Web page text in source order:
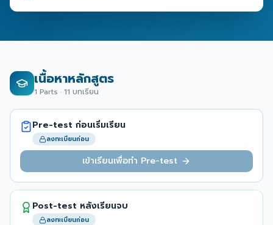
เนื้อหาหลักสูตร
1 Parts · 11 บทเรียน
Pre-test ก่อนเริ่มเรียน
ลงทะเบียนก่อน
เข้าเรียนเพื่อทำ Pre-test
Post-test หลังเรียนจบ
ลงทะเบียนก่อน